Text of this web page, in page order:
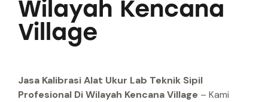
Wilayah Kencana
Village
Jasa Kalibrasi Alat Ukur Lab Teknik Sipil
Profesional Di Wilayah Kencana Village – Kami